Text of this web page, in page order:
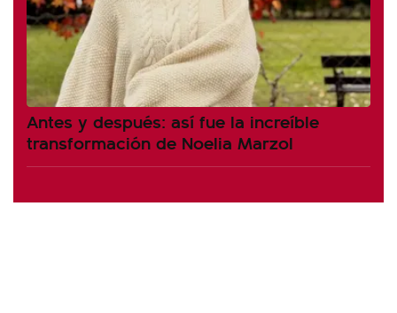
Antes y después: así fue la increíble
transformación de Noelia Marzol